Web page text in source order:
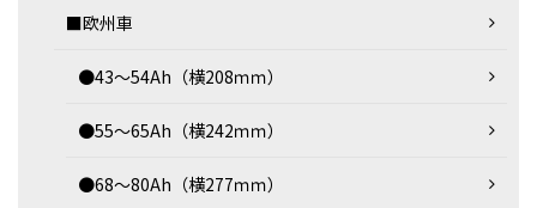
■欧州車
●43～54Ah（横208ｍｍ）
●55～65Ah（横242ｍｍ）
●68～80Ah（横277ｍｍ）